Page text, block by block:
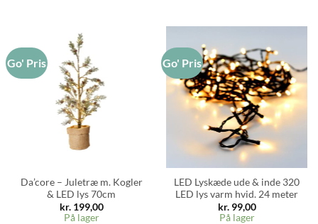
Go' Pris
Da’core – Juletræ m. Kogler
& LED lys 70cm
kr.199,00
På lager
Go' Pris
LED Lyskæde ude & inde 320
LED lys varm hvid. 24 meter
kr.99,00
På lager